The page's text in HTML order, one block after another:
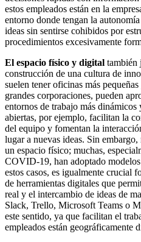
estos empleados están en la
entorno donde tengan la
ideas sin sentirse cohibidos por
procedimientos excesivamente
El espacio físico y digital también
construcción de una cultura de
suelen tener oficinas más
grandes corporaciones, pueden
entornos de trabajo más
abiertas, por ejemplo, facilitan la
del equipo y fomentan la
lugar a nuevas ideas. Sin
un espacio físico; muchas,
COVID-19, han adoptado
estos casos, es igualmente crucial
de herramientas digitales que
real y el intercambio de ideas de
Slack, Trello, Microsoft Teams o
este sentido, ya que facilitan el
empleados están geográficamente